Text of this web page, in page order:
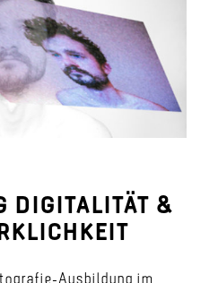
DIGITALITÄT &
Ausbildung im